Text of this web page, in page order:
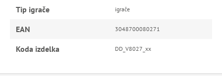
Tip igrače igrače
EAN 3048700080271
Koda izdelka DD_V8027_xx